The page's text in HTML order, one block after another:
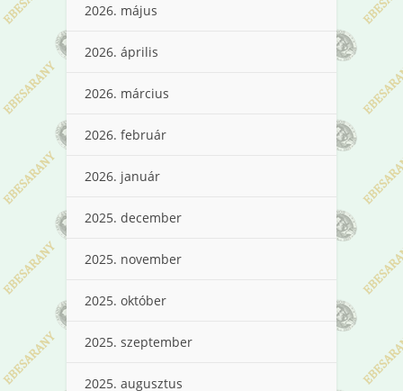
2026. május
2026. április
2026. március
2026. február
2026. január
2025. december
2025. november
2025. október
2025. szeptember
2025. augusztus